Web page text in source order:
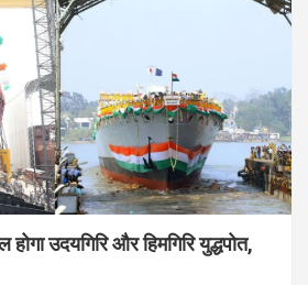
होगा उदयगिरि और हिमगिरि युद्धपोत,